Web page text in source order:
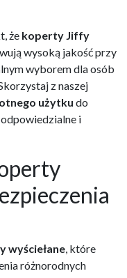
że koperty Jiffy
wysoką jakość przy
wyborem dla osób
z naszej
użytku do
i
wyściełane, które
różnorodnych